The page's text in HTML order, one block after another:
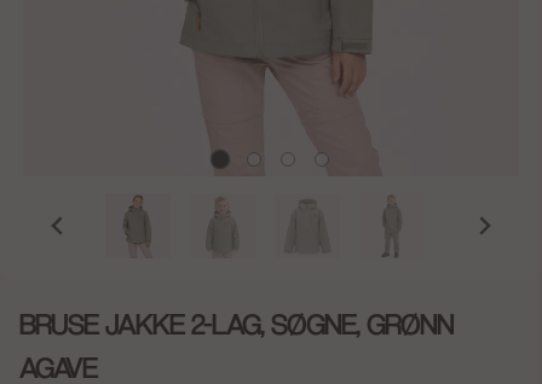
BRUSE JAKKE 2-LAG, SØGNE, GRØNN
AGAVE